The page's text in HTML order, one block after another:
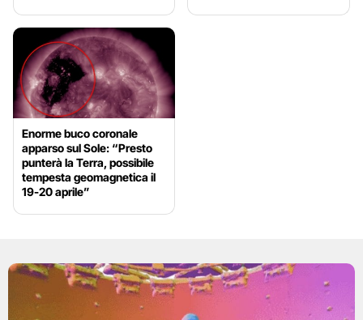
Enorme buco coronale
apparso sul Sole: “Presto
punterà la Terra, possibile
tempesta geomagnetica il
19-20 aprile”